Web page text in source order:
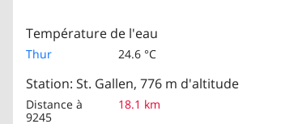
Température de l'eau
Thur 24.6 °C
Station: St. Gallen, 776 m d'altitude
Distance à
9245
18.1 km